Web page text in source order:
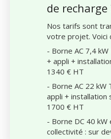
de recharge
Nos tarifs sont
votre projet. Voici
- Borne AC 7,4
+ appli +
1340 € HT
- Borne AC 22 kW
appli + installation
1700 € HT
- Borne DC 40
collectivité : sur